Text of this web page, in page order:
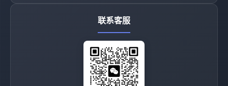
联系客服